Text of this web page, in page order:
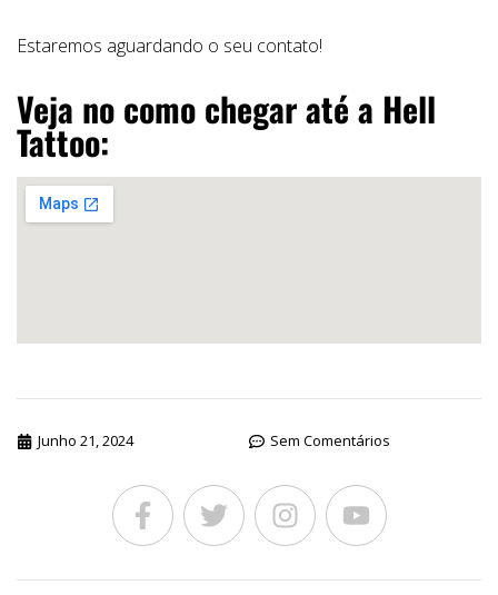
Estaremos aguardando o seu contato!
Veja no como chegar até a Hell
Tattoo:
Junho 21, 2024 Sem Comentários